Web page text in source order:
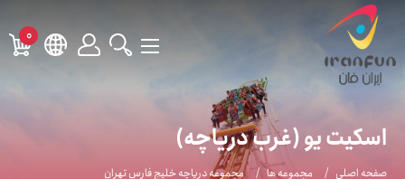
0
اسکیت یو (غرب دریاچه)
صفحه اصلی مجموعه ها
مجموعه دریاچه خلیج فارس تهران